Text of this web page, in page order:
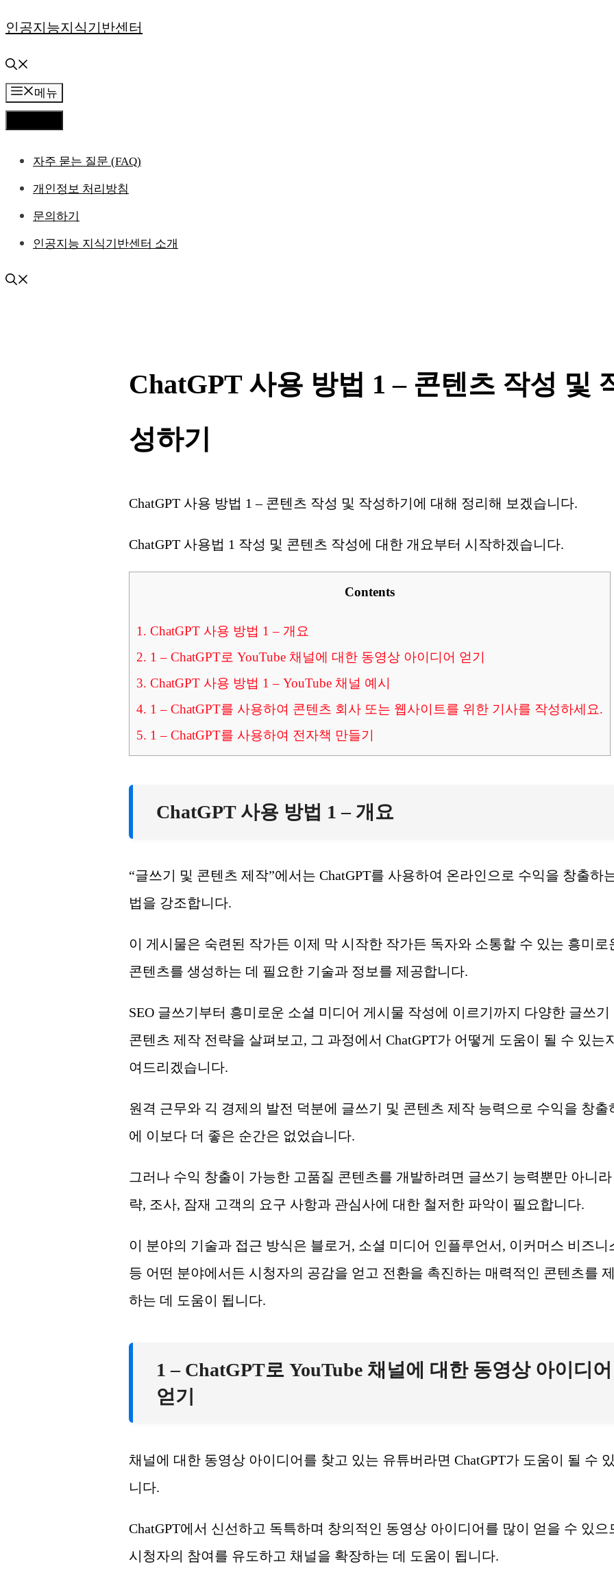
컨
츠
로
인공지능지식기반센터
메뉴
자주 묻는 질문 (FAQ)
개인정보 처리방침
문의하기
인공지능 지식기반센터 소개
ChatGPT 사용 방법 1 – 콘텐츠 작성 및
성하기
ChatGPT 사용 방법 1 – 콘텐츠 작성 및 작성하기에 대해 정리해 보겠습니다.
ChatGPT 사용법 1 작성 및 콘텐츠 작성에 대한 개요부터 시작하겠습니다.
Contents
1. ChatGPT 사용 방법 1 – 개요
2. 1 – ChatGPT로 YouTube 채널에 대한 동영상 아이디어 얻기
3. ChatGPT 사용 방법 1 – YouTube 채널 예시
4. 1 – ChatGPT를 사용하여 콘텐츠 회사 또는 웹사이트를 위한 기사를 작성하세요.
5. 1 – ChatGPT를 사용하여 전자책 만들기
ChatGPT 사용 방법 1 – 개요
“글쓰기 및 콘텐츠 제작”에서는 ChatGPT를 사용하여 온라인으로 수익을 창출하
법을 강조합니다.
이 게시물은 숙련된 작가든 이제 막 시작한 작가든 독자와 소통할 수 있는 흥미로
콘텐츠를 생성하는 데 필요한 기술과 정보를 제공합니다.
SEO 글쓰기부터 흥미로운 소셜 미디어 게시물 작성에 이르기까지 다양한 글쓰기
콘텐츠 제작 전략을 살펴보고, 그 과정에서 ChatGPT가 어떻게 도움이 될 수 있는
여드리겠습니다.
원격 근무와 긱 경제의 발전 덕분에 글쓰기 및 콘텐츠 제작 능력으로 수익을 창출
에 이보다 더 좋은 순간은 없었습니다.
그러나 수익 창출이 가능한 고품질 콘텐츠를 개발하려면 글쓰기 능력뿐만 아니
략, 조사, 잠재 고객의 요구 사항과 관심사에 대한 철저한 파악이 필요합니다.
이 분야의 기술과 접근 방식은 블로거, 소셜 미디어 인플루언서, 이커머스 비즈니
등 어떤 분야에서든 시청자의 공감을 얻고 전환을 촉진하는 매력적인 콘텐츠를
하는 데 도움이 됩니다.
1 – ChatGPT로 YouTube 채널에 대한 동영상 아이디어
얻기
채널에 대한 동영상 아이디어를 찾고 있는 유튜버라면 ChatGPT가 도움이 될 수
니다.
ChatGPT에서 신선하고 독특하며 창의적인 동영상 아이디어를 많이 얻을 수 있으
시청자의 참여를 유도하고 채널을 확장하는 데 도움이 됩니다.